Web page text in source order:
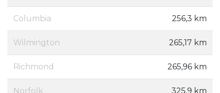
Columbia 256,3 km
Wilmington 265,17 km
Richmond 265,96 km
Norfolk 325,9 km